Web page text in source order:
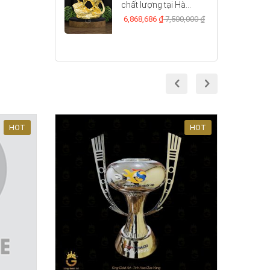
chất lượng tại Hà...
6,868,686 ₫7,500,000 ₫
HOT HOT
next